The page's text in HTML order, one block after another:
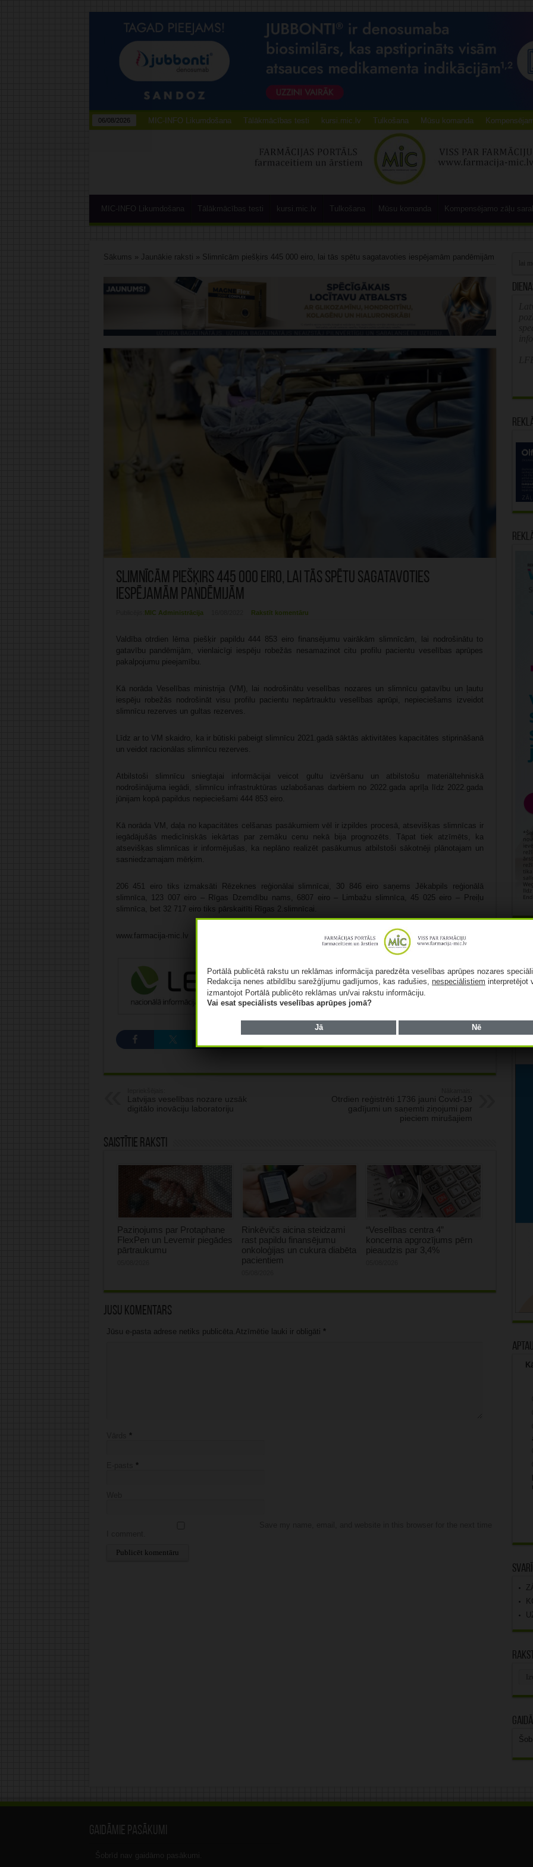
06/08/2026 MIC-INFO Likumdošana Tālākmācības testi kursi.mic.lv Tulkošana Mūsu komanda
MIC-INFO Likumdošana Tālākmācības testi kursi.mic.lv Tulkošana Mūsu komanda Kompensējamo zāļu
Sākums » Jaunākie raksti » Slimnīcām piešķirs 445 000 eiro, lai tās spētu sagatavoties iespējamām pandēmijām
Slimnīcām piešķirs 445 000 eiro, lai tās spētu sagatavoties
iespējamām pandēmijām
MIC Administrācija Rakstīt komentāru
Valdība otrdien lēma piešķir papildu 444 853 eiro finansējumu vairākām slimnīcām, lai nodrošinātu to
gatavību pandēmijām, vienlaicīgi iespēju robežās nesamazinot citu profilu pacientu veselības aprūpes
pakalpojumu pieejamību.
Kā norāda Veselības ministrija (VM), lai nodrošinātu veselības nozares un slimnīcu gatavību un ļautu
iespēju robežās nodrošināt visu profilu pacientu nepārtrauktu veselības aprūpi, nepieciešams izveidot
slimnīcu rezerves un gultas rezerves.
Līdz ar to VM skaidro, ka ir būtiski pabeigt slimnīcu 2021.gadā sāktās aktivitātes kapacitātes stiprināšanā
un veidot racionālas slimnīcu rezerves.
Atbilstoši slimnīcu sniegtajai informācijai veicot gultu izvēršanu un atbilstošu materiāltehniskā
nodrošinājuma iegādi, slimnīcu infrastruktūras uzlabošanas darbiem no 2022.gada aprīļa līdz 2022.gada
jūnijam kopā papildus nepieciešami 444 853 eiro.
Kā norāda VM, daļa no kapacitātes celšanas pasākumiem vēl ir izpildes procesā, atsevišķas slimnīcas ir
iegādājušās medicīniskās iekārtas par zemāku cenu nekā bija prognozēts. Tāpat tiek atzīmēts, ka
atsevišķas slimnīcas ir informējušas, ka neplāno realizēt pasākumus atbilstoši sākotnēji plānotajam un
sasniedzamajam mērķim.
206 451 eiro tiks izmaksāti Rēzeknes reģionālai slimnīcai, 30 846 eiro saņems Jēkabpils reģionālā
slimnīca, 123 007 eiro – Rīgas Dzemdību nams, 6807 eiro – Limbažu slimnīca, 45 025 eiro – Preiļu
slimnīca, bet 32 717 eiro tiks pārskaitīti Rīgas 2.slimnīcai.
www.farmacija-mic.lv
Patīk
Latvijas veselības nozare uzsāk
digitālo inovāciju laboratoriju
Otrdien reģistrēti 1736 jauni Covid-19
gadījumi un saņemti ziņojumi par
pieciem mirušajiem
Saistītie raksti
Paziņojums par Protaphane
FlexPen un Levemir piegādes
pārtraukumu
Rinkēvičs aicina steidzami
rast papildu finansējumu
onkoloģijas un cukura diabēta
pacientiem
“Veselības centra 4”
koncerna apgrozījums pērn
pieaudzis par 3,4%
Jūsu komentārs
Jūsu e-pasta adrese netiks publicēta.Atzīmētie lauki ir obligāti *
*
*
Gaidāmie pasākumi
Šobrīd nav gaidāmo pasākumi.
Portālā publicētā rakstu un reklāmas informācija paredzēta veselības aprūpes nozares
Redakcija nenes atbildību sarežģījumu gadījumos, kas radušies,nespeciālistiem interpretējot
izmantojot Portālā publicēto reklāmas un/vai rakstu informāciju.
Vai esat speciālists veselības aprūpes jomā?
Jā Nē